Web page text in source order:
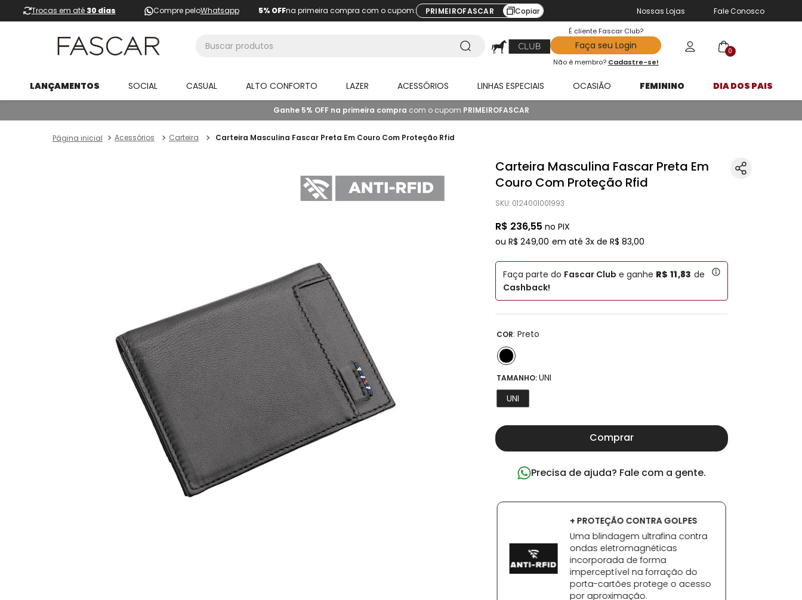
Trocas em até 30 dias Compre peloWhatsapp 5% OFFna primeira compra com o cupom: PRIMEIROFASCAR Copiar Nossas Lojas Fale Conosco
É cliente Fascar Club?
Faça seu Login
Não é membro? Cadastre-se!
0
LANÇAMENTOS SOCIAL CASUAL ALTO CONFORTO LAZER ACESSÓRIOS LINHAS ESPECIAIS OCASIÃO FEMININO DIA DOS PAIS
Ganhe 5% OFF na primeira compra com o cupom PRIMEIROFASCAR
Acessórios Carteira Carteira Masculina Fascar Preta Em Couro Com Proteção Rfid
Carteira Masculina Fascar Preta Em
Couro Com Proteção Rfid
SKU: 0124001001993
R$ 236,55 no PIX
ou R$ 249,00 em até 3x de R$ 83,00
Faça parte do Fascar Club e ganhe R$ 11,83 de
Cashback!
COR: Preto
TAMANHO:UNI
UNI
Comprar
Precisa de ajuda? Fale com a gente.
+ PROTEÇÃO CONTRA GOLPES
Uma blindagem ultrafina contra
ondas eletromagnéticas
incorporada de forma
imperceptível na forração do
porta-cartões protege o acesso
por aproximação.